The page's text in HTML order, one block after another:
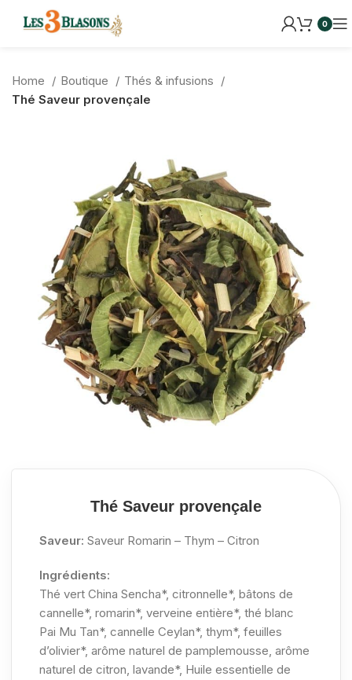
0
Home Boutique
Thés & infusions
Thé Saveur provençale
Thé Saveur provençale
Saveur: Saveur Romarin – Thym – Citron
Ingrédients:
Thé vert China Sencha*, citronnelle*, bâtons de
cannelle*, romarin*, verveine entière*, thé blanc
Pai Mu Tan*, cannelle Ceylan*, thym*, feuilles
d’olivier*, arôme naturel de pamplemousse, arôme
naturel de citron, lavande*, Huile essentielle de